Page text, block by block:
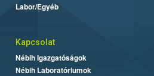
Labor/Egyéb
Kapcsolat
Nébih Igazgatóságok
Nébih Laboratóriumok